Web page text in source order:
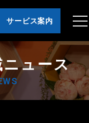
サービス案内
ュース